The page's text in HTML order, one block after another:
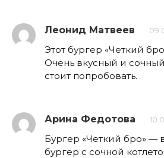
Леонид Матвеев
Этот бургер «Четкий
Очень вкусный и
стоит попробовать.
Арина Федотова
Бургер «Четкий бро» —
бургер с сочной